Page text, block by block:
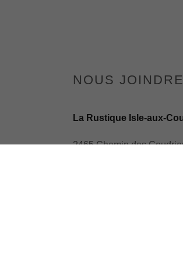
NOUS JOINDRE
La Rustique Isle-aux-
2465 Chemin des